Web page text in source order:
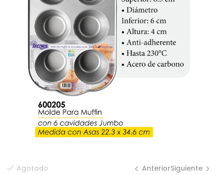
Agotado AnteriorSiguiente